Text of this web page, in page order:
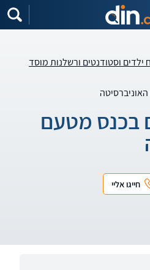
ילדים וסטודנטים ורשלנות מוסד
בכנס מטעם
חייגו אליי